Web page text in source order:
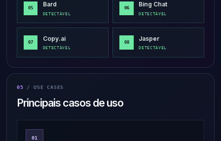
05
Bard
DETECTÁVEL
06
Bing Chat
DETECTÁVEL
07
Copy.ai
DETECTÁVEL
08
Jasper
DETECTÁVEL
05 / USE CASES
Principais casos de uso
01